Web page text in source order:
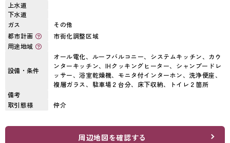
上水道
下水道
ガス
その他
都市計画
市街化調整区域
用途地域
設備・条件
オール電化、ルーフバルコニー、システムキッチン、カウ
ンターキッチン、IHクッキングヒーター、シャンプードレ
ッサー、浴室乾燥機、モニタ付インターホン、洗浄便座、
複層ガラス、駐車場２台分、床下収納、トイレ２箇所
備考
取引態様
仲介
周辺地図を確認する